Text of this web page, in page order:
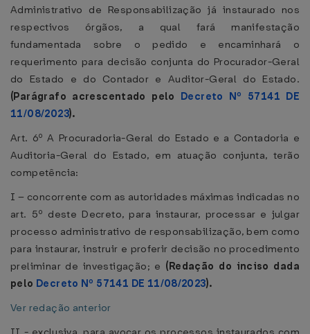
Administrativo de Responsabilização já instaurado nos
respectivos órgãos, a qual fará manifestação
fundamentada sobre o pedido e encaminhará o
requerimento para decisão conjunta do Procurador-Geral
do Estado e do Contador e Auditor-Geral do Estado.
(Parágrafo acrescentado pelo Decreto Nº 57141 DE
11/08/2023).
Art. 6º A Procuradoria-Geral do Estado e a Contadoria e
Auditoria-Geral do Estado, em atuação conjunta, terão
competência:
I – concorrente com as autoridades máximas indicadas no
art. 5º deste Decreto, para instaurar, processar e julgar
processo administrativo de responsabilização, bem como
para instaurar, instruir e proferir decisão no procedimento
preliminar de investigação; e (Redação do inciso dada
pelo Decreto Nº 57141 DE 11/08/2023).
Ver redação anterior